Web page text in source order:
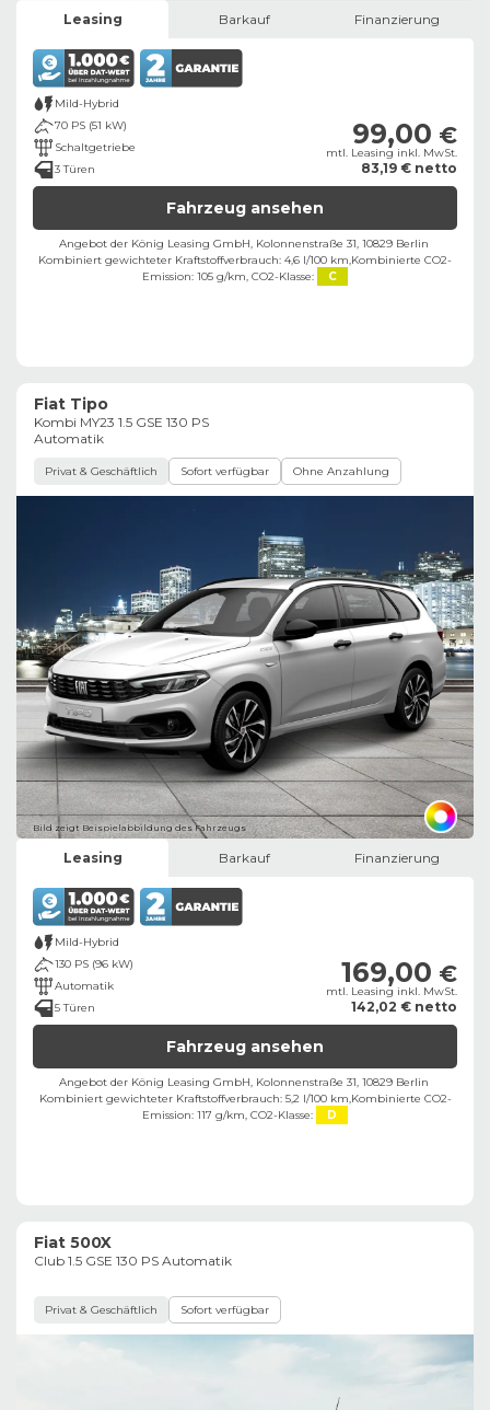
Leasing Barkauf Finanzierung
Mild-Hybrid
70 PS (51 kW)
Schaltgetriebe
3 Türen
99,00 €
mtl. Leasing inkl. MwSt.
83,19 € netto
Fahrzeug ansehen
Angebot der König Leasing GmbH, Kolonnenstraße 31, 10829 Berlin ​
Kombiniert gewichteter Kraftstoffverbrauch: 4,6 l/100 km,Kombinierte CO2-
Emission: 105 g/km, CO2-Klasse: C
Fiat Tipo
Kombi MY23 1.5 GSE 130 PS
Automatik
Privat & Geschäftlich Sofort verfügbar Ohne Anzahlung
Bild zeigt Beispielabbildung des Fahrzeugs
Leasing Barkauf Finanzierung
Mild-Hybrid
130 PS (96 kW)
Automatik
5 Türen
169,00 €
mtl. Leasing inkl. MwSt.
142,02 € netto
Fahrzeug ansehen
Angebot der König Leasing GmbH, Kolonnenstraße 31, 10829 Berlin ​
Kombiniert gewichteter Kraftstoffverbrauch: 5,2 l/100 km, Kombinierte CO2-
Emission: 117 g/km, CO2-Klasse: D
Fiat 500X
Club 1.5 GSE 130 PS Automatik
Privat & Geschäftlich Sofort verfügbar